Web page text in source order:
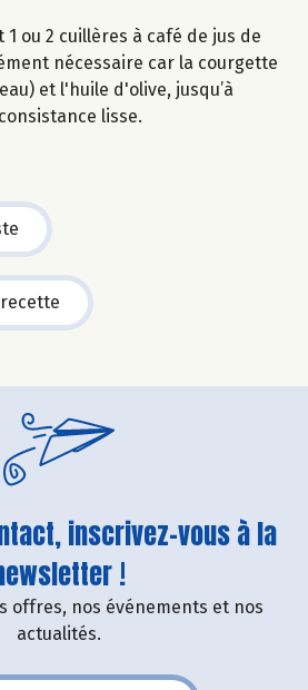
ou 2 cuillères à café de jus de
nécessaire car la courgette
et l'huile d'olive, jusqu’à
lisse.
inscrivez-vous à la
!
offres, nos événements et nos
actualités.